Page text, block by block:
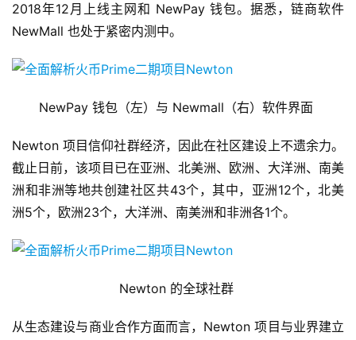
2018年12月上线主网和 NewPay 钱包。据悉，链商软件
NewMall 也处于紧密内测中。
NewPay 钱包（左）与 Newmall（右）软件界面
Newton 项目信仰社群经济，因此在社区建设上不遗余力。
截止日前，该项目已在亚洲、北美洲、欧洲、大洋洲、南美
洲和非洲等地共创建社区共43个，其中，亚洲12个，北美
洲5个，欧洲23个，大洋洲、南美洲和非洲各1个。
Newton 的全球社群
从生态建设与商业合作方面而言，Newton 项目与业界建立